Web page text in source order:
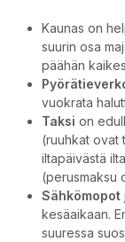
Kaunas on
suurin osa
päähän
vuokrata
Taksion
(ruuhkat ovat
iltapäivästä
(perusmaksu
Sähkömopot
kesäaikaan.
suuressa